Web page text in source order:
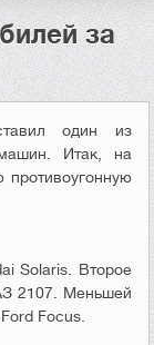
за
один из
Итак, на
противоугонную
Solaris. Второе
2107. Меньшей
Focus.